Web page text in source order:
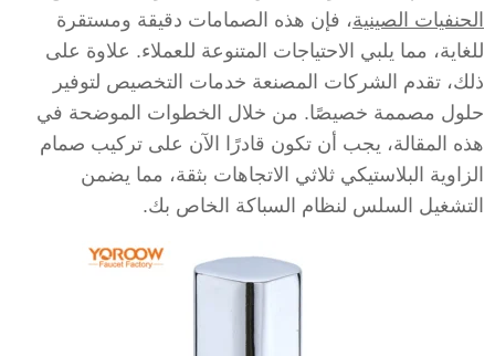
الحنفيات الصينية، فإن هذه الصمامات دقيقة ومستقرة
للغاية، مما يلبي الاحتياجات المتنوعة للعملاء. علاوة على
ذلك، تقدم الشركات المصنعة خدمات التخصيص لتوفير
حلول مصممة خصيصًا. من خلال الخطوات الموضحة في
هذه المقالة، يجب أن تكون قادرًا الآن على تركيب صمام
الزاوية البلاستيكي ثلاثي الاتجاهات بثقة، مما يضمن
التشغيل السلس لنظام السباكة الخاص بك.